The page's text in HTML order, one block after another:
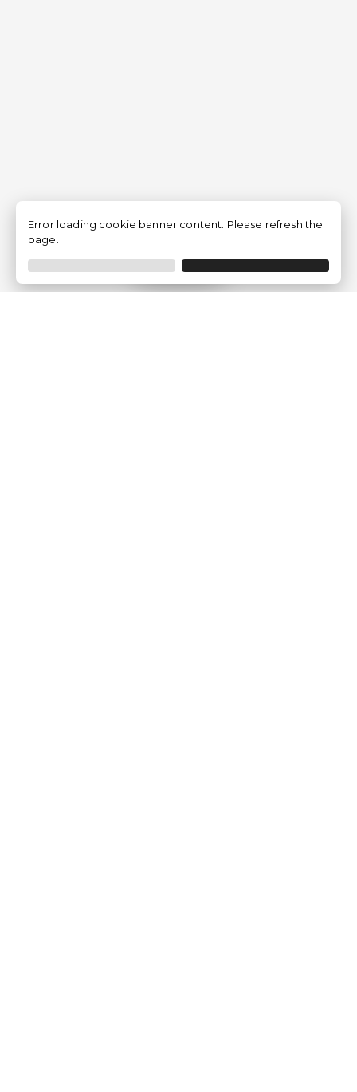
Filtro
Error loading cookie banner content. Please refresh the
page.